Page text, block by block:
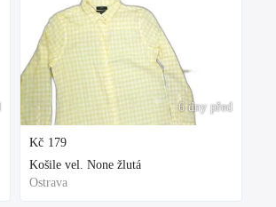
6 dny před
Kč 179
Košile vel. None žlutá
Ostrava